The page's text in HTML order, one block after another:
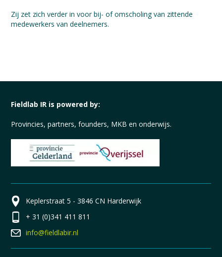
Zij zet zich verder in voor bij- of omscholing van zittende
medewerkers van deelnemers.
Fieldlab IR is powered by:
Provincies, partners, founders, MKB en onderwijs.
Keplerstraat 5 - 3846 CN Harderwijk
+ 31 (0)341 411 811
info@fieldlabir.nl